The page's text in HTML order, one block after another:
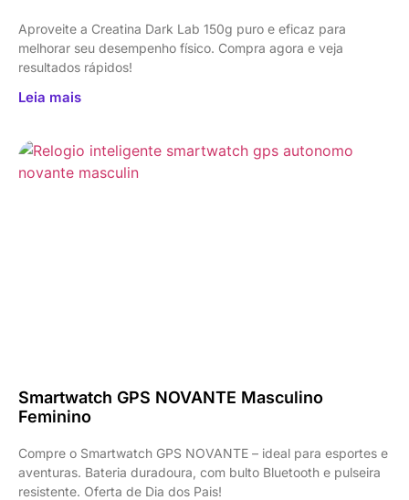
Aproveite a Creatina Dark Lab 150g puro e eficaz para
melhorar seu desempenho físico. Compra agora e veja
resultados rápidos!
Leia mais
Smartwatch GPS NOVANTE Masculino
Feminino
Compre o Smartwatch GPS NOVANTE – ideal para esportes e
aventuras. Bateria duradoura, com bulto Bluetooth e pulseira
resistente. Oferta de Dia dos Pais!